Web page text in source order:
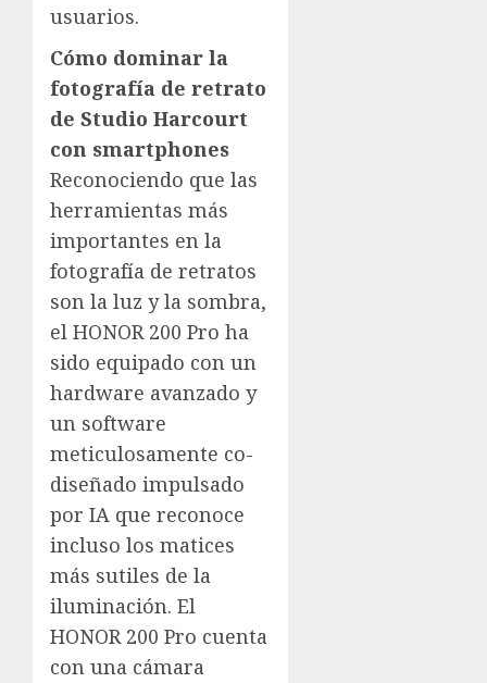
usuarios.
Cómo dominar la
fotografía de retrato
de Studio Harcourt
con smartphones
Reconociendo que las
herramientas más
importantes en la
fotografía de retratos
son la luz y la sombra,
el HONOR 200 Pro ha
sido equipado con un
hardware avanzado y
un software
meticulosamente co-
diseñado impulsado
por IA que reconoce
incluso los matices
más sutiles de la
iluminación. El
HONOR 200 Pro cuenta
con una cámara